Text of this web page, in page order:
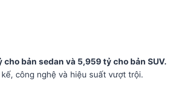
cho bản sedan và 5,959 tỷ cho bản SUV.
công nghệ và hiệu suất vượt trội.